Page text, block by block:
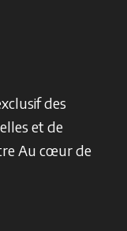
des
et de
Au cœur de